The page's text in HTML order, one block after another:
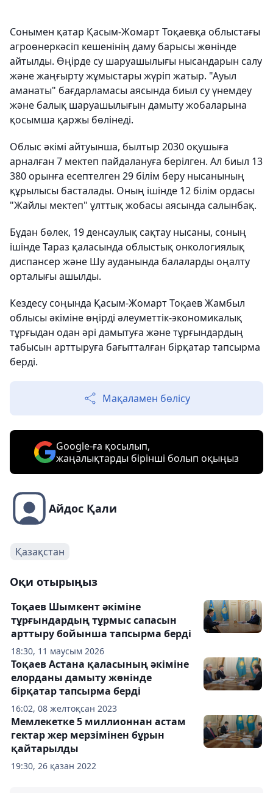
Сонымен қатар Қасым-Жомарт Тоқаевқа облыстағы
агроөнеркәсіп кешенінің даму барысы жөнінде
айтылды. Өңірде су шаруашылығы нысандарын салу
және жаңғырту жұмыстары жүріп жатыр. "Ауыл
аманаты" бағдарламасы аясында биыл су үнемдеу
және балық шаруашылығын дамыту жобаларына
қосымша қаржы бөлінеді.
Облыс әкімі айтуынша, былтыр 2030 оқушыға
арналған 7 мектеп пайдалануға берілген. Ал биыл 13
380 орынға есептелген 29 білім беру нысанының
құрылысы басталады. Оның ішінде 12 білім ордасы
"Жайлы мектеп" ұлттық жобасы аясында салынбақ.
Бұдан бөлек, 19 денсаулық сақтау нысаны, соның
ішінде Тараз қаласында облыстық онкологиялық
диспансер және Шу ауданында балаларды оңалту
орталығы ашылды.
Кездесу соңында Қасым-Жомарт Тоқаев Жамбыл
облысы әкіміне өңірді әлеуметтік-экономикалық
тұрғыдан одан әрі дамытуға және тұрғындардың
табысын арттыруға бағытталған бірқатар тапсырма
берді.
Мақаламен бөлісу
Google-ға қосылып,
жаңалықтарды бірінші болып оқыңыз
Айдос Қали
Қазақстан
Оқи отырыңыз
18:30, 11 маусым 2026
Тоқаев Шымкент әкіміне
тұрғындардың тұрмыс сапасын
арттыру бойынша тапсырма берді
16:02, 08 желтоқсан 2023
Тоқаев Астана қаласының әкіміне
елорданы дамыту жөнінде
бірқатар тапсырма берді
19:30, 26 қазан 2022
Мемлекетке 5 миллионнан астам
гектар жер мерзімінен бұрын
қайтарылды